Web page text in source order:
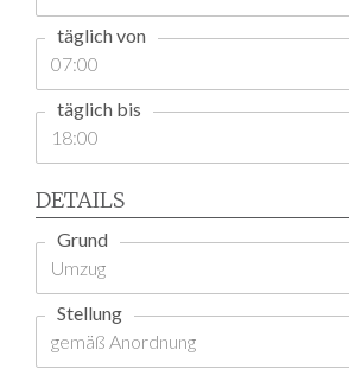
täglich von
täglich bis
DETAILS
Grund
Stellung